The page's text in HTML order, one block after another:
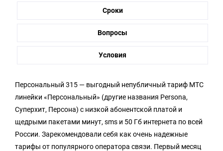
Сроки
Вопросы
Условия
Персональный 315 — выгодный непубличный тариф МТС
линейки «Персональный» (другие названия Persona,
Суперхит, Персона) с низкой абонентской платой и
щедрыми пакетами минут, sms и 50 Гб интернета по всей
России. Зарекомендовали себя как очень надежные
тарифы от популярного оператора связи. Первый месяц